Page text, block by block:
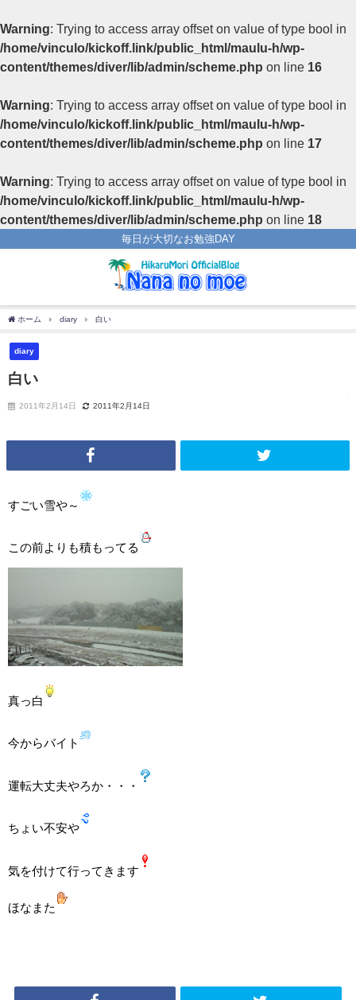
Warning: Trying to access array offset on value of type bool in
/home/vinculo/kickoff.link/public_html/maulu-h/wp-
content/themes/diver/lib/admin/scheme.php on line 16
Warning: Trying to access array offset on value of type bool in
/home/vinculo/kickoff.link/public_html/maulu-h/wp-
content/themes/diver/lib/admin/scheme.php on line 17
Warning: Trying to access array offset on value of type bool in
/home/vinculo/kickoff.link/public_html/maulu-h/wp-
content/themes/diver/lib/admin/scheme.php on line 18
毎日が大切なお勉強DAY
ホーム diary 白い
diary
白い
2011年2月14日 2011年2月14日
すごい雪や～
この前よりも積もってる
真っ白
今からバイト
運転大丈夫やろか・・・
ちょい不安や
気を付けて行ってきます
ほなまた